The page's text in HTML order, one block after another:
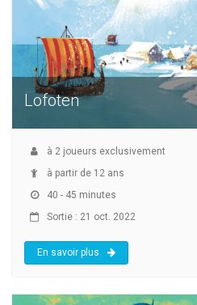
Lofoten
à 2 joueurs exclusivement
à partir de 12 ans
40 - 45 minutes
Sortie : 21 oct. 2022
En savoir plus